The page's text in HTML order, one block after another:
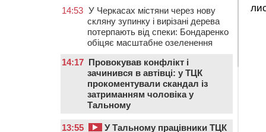
14:53 У Черкасах містяни через нову
скляну зупинку і вирізані дерева
потерпають від спеки: Бондаренко
обіцяє масштабне озеленення
14:17 Провокував конфлікт і
зачинився в автівці: у ТЦК
прокоментували скандал із
затриманням чоловіка у
Тальному
13:55
У Тальному працівники ТЦК